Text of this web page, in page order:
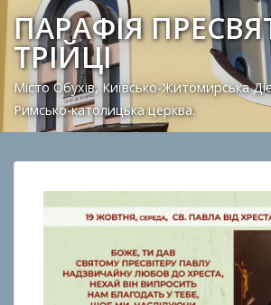
ПАРАФІЯ
ТРІЙЦІ
Місто Обухів, Київсько-Житомирська
Римсько-католицька церква.